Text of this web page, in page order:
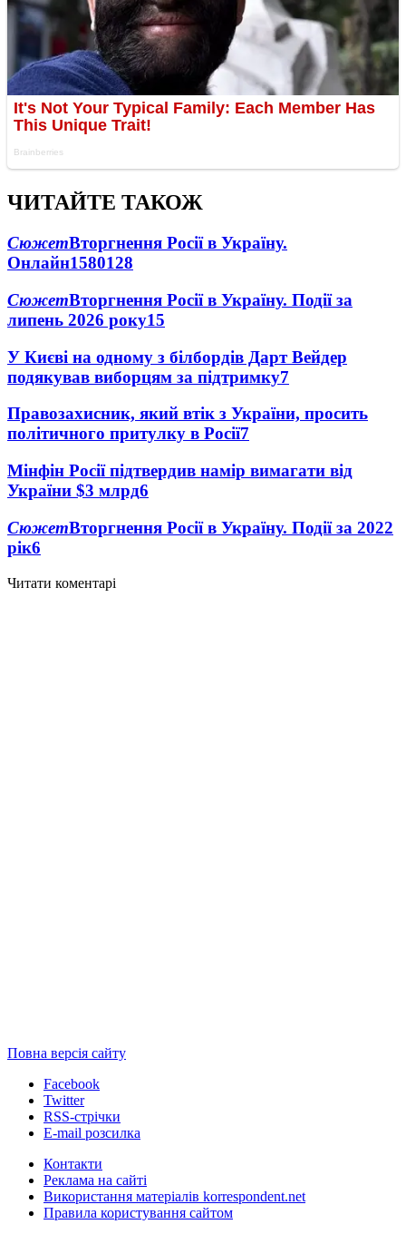
ЧИТАЙТЕ ТАКОЖ
СюжетВторгнення Росії в Україну.
Онлайн1580128
СюжетВторгнення Росії в Україну. Події за
липень 2026 року15
У Києві на одному з білбордів Дарт Вейдер
подякував виборцям за підтримку7
Правозахисник, який втік з України, просить
політичного притулку в Росії7
Мінфін Росії підтвердив намір вимагати від
України $3 млрд6
СюжетВторгнення Росії в Україну. Події за 2022
рік6
Читати коментарі
Повна версія сайту
Facebook
Twitter
RSS-стрічки
E-mail розсилка
Контакти
Реклама на сайті
Використання матеріалів korrespondent.net
Правила користування сайтом